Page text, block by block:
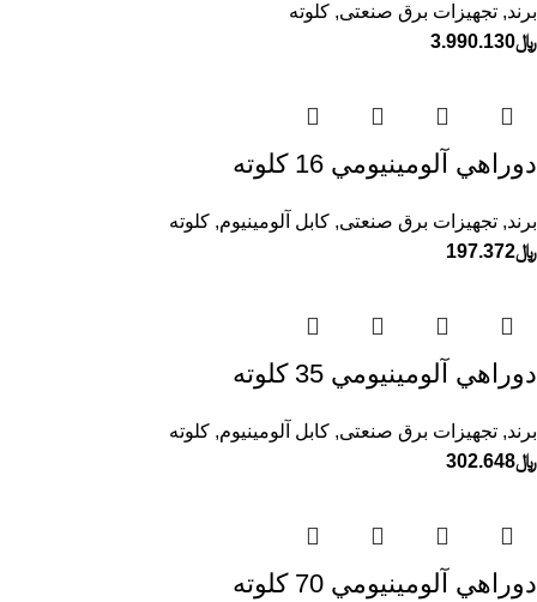
برند, تجهیزات برق صنعتی, کلوته
﷼3.990.130
دوراهي آلومينيومي 16 كلوته
برند, تجهیزات برق صنعتی, کابل آلومینیوم, کلوته
﷼197.372
دوراهي آلومينيومي 35 كلوته
برند, تجهیزات برق صنعتی, کابل آلومینیوم, کلوته
﷼302.648
دوراهي آلومينيومي 70 كلوته